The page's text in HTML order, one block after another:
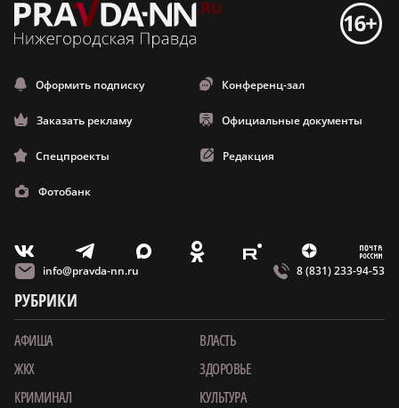
Оформить подписку Конференц-зал
Заказать рекламу Официальные документы
Спецпроекты Редакция
Фотобанк
V T X O E Z m
info@pravda-nn.ru 8 (831) 233-94-53
РУБРИКИ
АФИША
ВЛАСТЬ
ЖКХ
ЗДОРОВЬЕ
КРИМИНАЛ
КУЛЬТУРА